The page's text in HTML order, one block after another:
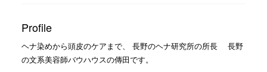
Profile
ヘナ染めから頭皮のケアまで、 長野のヘナ研究所の所長 長野
の文系美容師バウハウスの傳田です。